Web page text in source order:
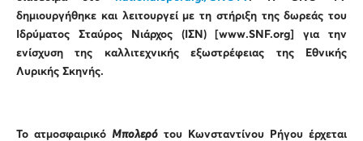
δημιουργήθηκε και λειτουργεί με τη στήριξη της δωρεάς του
Ιδρύματος Σταύρος Νιάρχος (ΙΣΝ) [www.SNF.org] για την
ενίσχυση της καλλιτεχνικής εξωστρέφειας της Εθνικής
Λυρικής Σκηνής.
Το ατμοσφαιρικό Μπολερό του Κωνσταντίνου Ρήγου έρχεται